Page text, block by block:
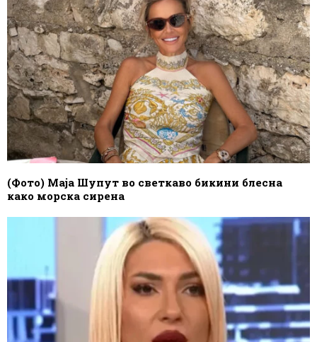
(Фото) Маја Шупут во светкаво бикини блесна
како морска сирена